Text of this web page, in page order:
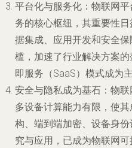
平台化与服务化 ：物联网
务的核心枢纽，其重要性
据集成、应用开发和安全
槛，加速了行业解决方案
即服务（SaaS）模式成为主
安全与隐私成为基石 ：物
多设备计算能力有限，使
构、端到端加密、设备身
究与应用，已成为物联网可